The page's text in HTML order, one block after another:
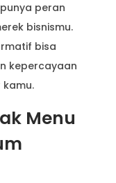
peran
bisnismu.
bisa
kepercayaan
Menu